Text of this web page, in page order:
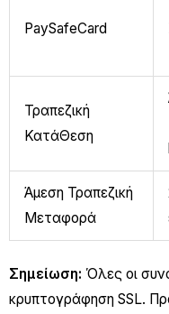
PaySafeCard
Τραπεζική
ΚατάΘεση
Άμεση Τραπεζική
Μεταφορά
Σημείωση: Όλες οι
κρυπτογράφηση SSL.